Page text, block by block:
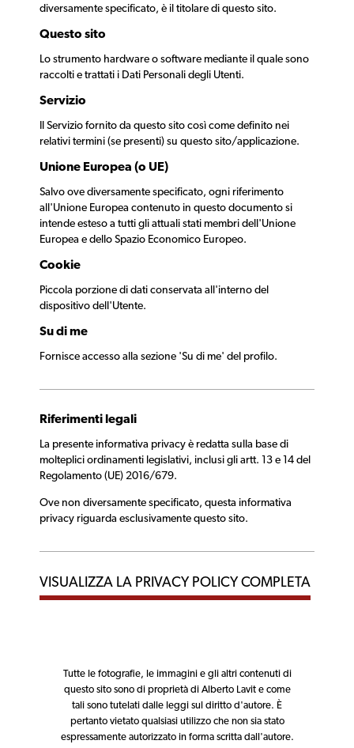
diversamente specificato, è il titolare di questo sito.
Questo sito
Lo strumento hardware o software mediante il quale sono
raccolti e trattati i Dati Personali degli Utenti.
Servizio
Il Servizio fornito da questo sito così come definito nei
relativi termini (se presenti) su questo sito/applicazione.
Unione Europea (o UE)
Salvo ove diversamente specificato, ogni riferimento
all'Unione Europea contenuto in questo documento si
intende esteso a tutti gli attuali stati membri dell'Unione
Europea e dello Spazio Economico Europeo.
Cookie
Piccola porzione di dati conservata all'interno del
dispositivo dell'Utente.
Su di me
Fornisce accesso alla sezione 'Su di me' del profilo.
Riferimenti legali
La presente informativa privacy è redatta sulla base di
molteplici ordinamenti legislativi, inclusi gli artt. 13 e 14 del
Regolamento (UE) 2016/679.
Ove non diversamente specificato, questa informativa
privacy riguarda esclusivamente questo sito.
VISUALIZZA LA PRIVACY POLICY COMPLETA
Tutte le fotografie, le immagini e gli altri contenuti di
questo sito sono di proprietà di Alberto Lavit e come
tali sono tutelati dalle leggi sul diritto d'autore. È
pertanto vietato qualsiasi utilizzo che non sia stato
espressamente autorizzato in forma scritta dall'autore.